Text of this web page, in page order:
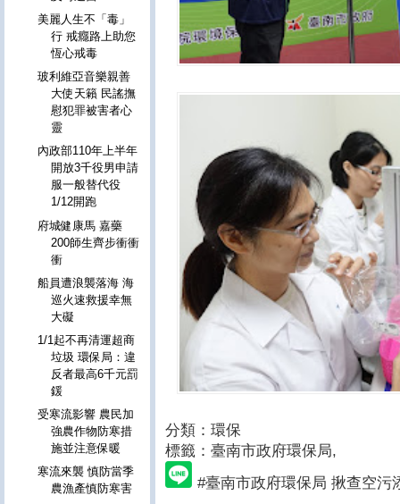
分類：環保
標籤：臺南市政府環保局,
#臺南市政府環保局 揪查空污
美麗人生不「毒」
行 戒癮路上助您
恆心戒毒
玻利維亞音樂親善
大使天籟 民謠撫
慰犯罪被害者心
靈
內政部110年上半年
開放3千役男申請
服一般替代役
1/12開跑
府城健康馬 嘉藥
200師生齊步衝衝
衝
船員遭浪襲落海 海
巡火速救援幸無
大礙
1/1起不再清運超商
垃圾 環保局：違
反者最高6千元罰
鍰
受寒流影響 農民加
強農作物防寒措
施並注意保暖
寒流來襲 慎防當季
農漁產慎防寒害